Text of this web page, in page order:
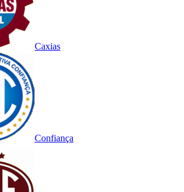
Caxias
Confiança